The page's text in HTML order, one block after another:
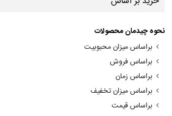
نحوه چیدمان محصولات
براساس میزان محبوبیت
براساس فروش
براساس زمان
براساس میزان تخفیف
براساس قیمت